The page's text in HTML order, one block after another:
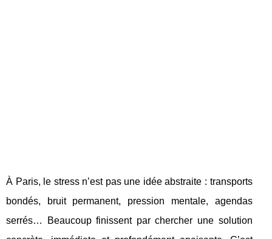
À Paris, le stress n’est pas une idée abstraite : transports
bondés, bruit permanent, pression mentale, agendas
serrés… Beaucoup finissent par chercher une solution